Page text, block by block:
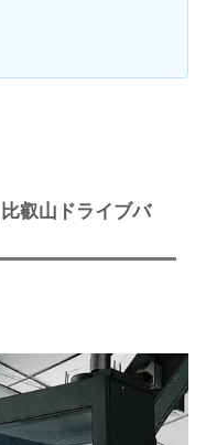
叡山ドライブバ